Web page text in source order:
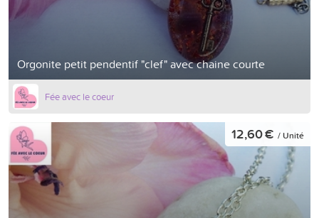
Orgonite petit pendentif "clef" avec chaine courte
Fée avec le coeur
12,60 € / Unité